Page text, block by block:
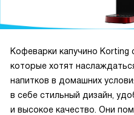
Кофеварки капучино Korting
которые хотят
напитков в домашних
в себе стильный дизайн,
и высокое качество. Они